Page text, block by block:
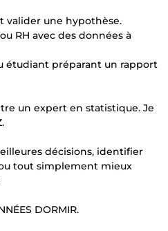
valider une hypothèse.
RH avec des données à
étudiant préparant un rapport
un expert en statistique. Je
décisions, identifier
tout simplement mieux
DORMIR.